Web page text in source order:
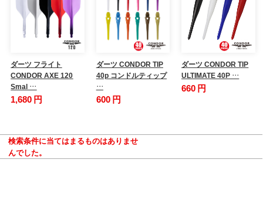
ダーツ フライト
CONDOR AXE 120
Smal …
1,680 円
ダーツ CONDOR TIP
40p コンドルティップ
…
600 円
ダーツ CONDOR TIP
ULTIMATE 40P …
660 円
検索条件に当てはまるものはありませ
んでした。